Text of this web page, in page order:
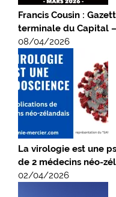
Francis Cousin :
terminale du Capital
08/04/2026
La virologie est une
de 2 médecins néo-
02/04/2026